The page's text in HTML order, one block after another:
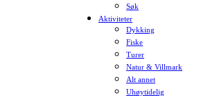
Søk
Aktiviteter
Dykking
Fiske
Turer
Natur & Villmark
Alt annet
Uhøytidelig